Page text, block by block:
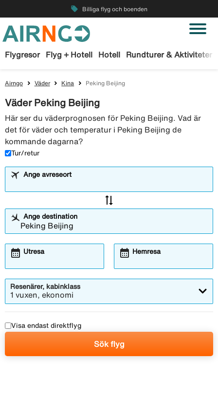
local_offer Billiga flyg och boenden
Flygresor Flyg + Hotell Hotell Rundturer & Aktiviteter
Airngo Väder Kina Peking Beijing
Väder Peking Beijing
Här ser du väderprognosen för Peking Beijing. Vad är
det för väder och temperatur i Peking Beijing de
kommande dagarna?
Tur/retur
Ange avreseort
sync_alt
Ange destination
Utresa
calendar_month Hemresa
calendar_month
Resenärer, kabinklass
1 vuxen, ekonomi
Visa endast direktflyg
Sök flyg